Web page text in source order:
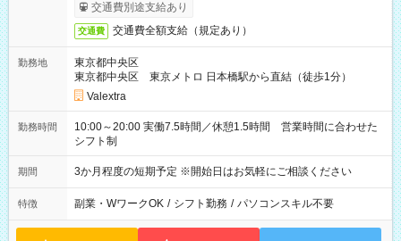
交通費別途支給あり
交通費 交通費全額支給（規定あり）
勤務地
東京都中央区
東京都中央区 東京メトロ 日本橋駅から直結（徒歩1分）
Valextra
勤務時間
10:00～20:00 実働7.5時間／休憩1.5時間 営業時間に合わせた
シフト制
期間 3か月程度の短期予定 ※開始日はお気軽にご相談ください
特徴 副業・WワークOK / シフト勤務 / パソコンスキル不要